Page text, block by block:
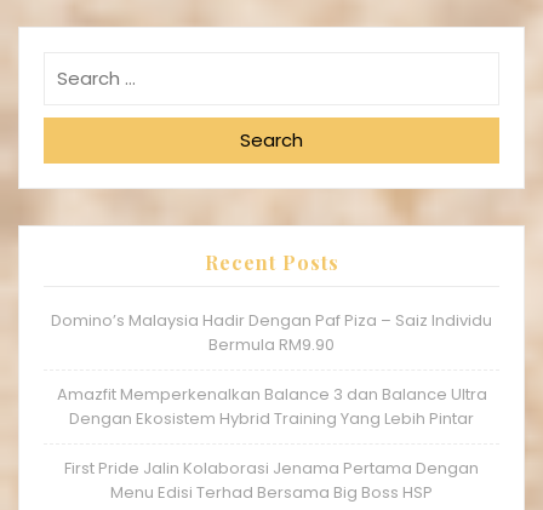
Search
Recent Posts
Domino’s Malaysia Hadir Dengan Paf Piza – Saiz Individu
Bermula RM9.90
Amazfit Memperkenalkan Balance 3 dan Balance Ultra
Dengan Ekosistem Hybrid Training Yang Lebih Pintar
First Pride Jalin Kolaborasi Jenama Pertama Dengan
Menu Edisi Terhad Bersama Big Boss HSP